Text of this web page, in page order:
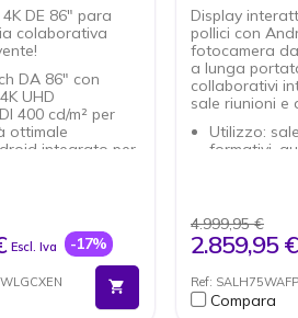
DE 86" para
colaborativa
DA 86" con
UHD
400 cd/m² per
ottimale
integrato per
con
DI 800 x 400
continuo
ed elegante,
Escl. Iva -17%
Display
pollici con
fotocamera
a lunga
collaborativi
sale riunioni e
Utilizzo:
formativi,
accesso
Google
senza
8 microfoni
4.999,95 €
2.859,95 €
Ref:
Compara